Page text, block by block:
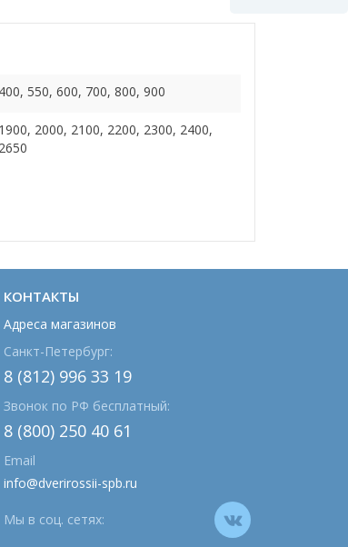
400, 550, 600, 700, 800, 900
1900, 2000, 2100, 2200, 2300, 2400,
2650
КОНТАКТЫ
Адреса магазинов
Санкт-Петербург:
8 (812) 996 33 19
Звонок по РФ бесплатный:
8 (800) 250 40 61
Email
info@dverirossii-spb.ru
Мы в соц. сетях: